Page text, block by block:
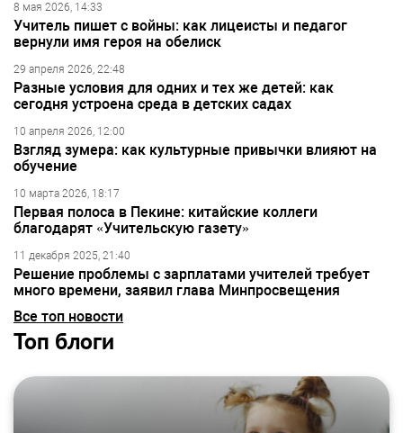
8 мая 2026, 14:33
Учитель пишет с войны: как лицеисты и педагог
вернули имя героя на обелиск
29 апреля 2026, 22:48
Разные условия для одних и тех же детей: как
сегодня устроена среда в детских садах
10 апреля 2026, 12:00
Взгляд зумера: как культурные привычки влияют на
обучение
10 марта 2026, 18:17
Первая полоса в Пекине: китайские коллеги
благодарят «Учительскую газету»
11 декабря 2025, 21:40
Решение проблемы с зарплатами учителей требует
много времени, заявил глава Минпросвещения
Все топ новости
Топ блоги